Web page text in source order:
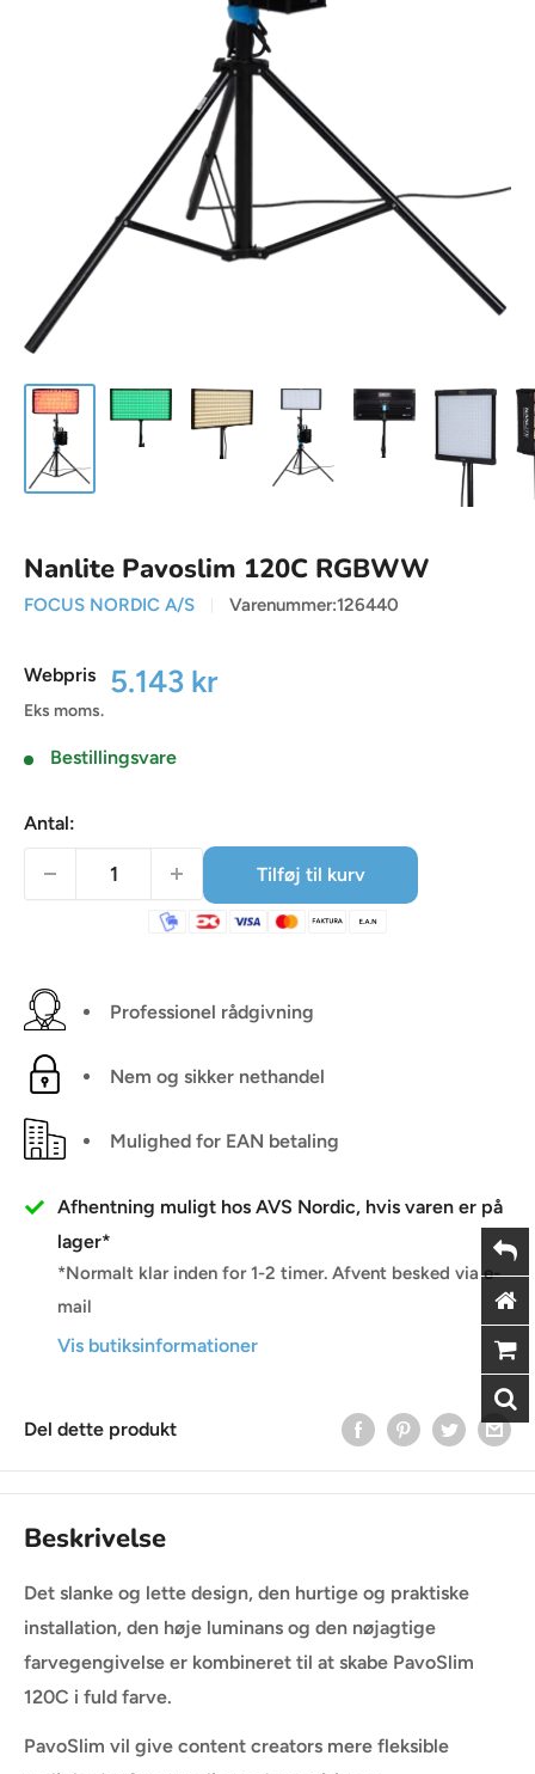
Nanlite Pavoslim 120C RGBWW
FOCUS NORDIC A/S Varenummer:126440
Webpris Udsalgspris
5.143 kr
Eks moms.
Bestillingsvare
Antal:
Tilføj til kurv
Professionel rådgivning
Nem og sikker nethandel
Mulighed for EAN betaling
Afhentning muligt hos AVS Nordic, hvis varen er på
lager*
*Normalt klar inden for 1-2 timer. Afvent besked via e-
mail
Vis butiksinformationer
Del dette produkt
Beskrivelse
Det slanke og lette design, den hurtige og praktiske
installation, den høje luminans og den nøjagtige
farvegengivelse er kombineret til at skabe PavoSlim
120C i fuld farve.
PavoSlim vil give content creators mere fleksible